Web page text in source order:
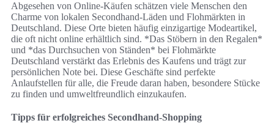
Abgesehen von Online-Käufen schätzen viele Menschen den
Charme von lokalen Secondhand-Läden und Flohmärkten in
Deutschland. Diese Orte bieten häufig einzigartige Modeartikel,
die oft nicht online erhältlich sind. *Das Stöbern in den Regalen*
und *das Durchsuchen von Ständen* bei Flohmärkte
Deutschland verstärkt das Erlebnis des Kaufens und trägt zur
persönlichen Note bei. Diese Geschäfte sind perfekte
Anlaufstellen für alle, die Freude daran haben, besondere Stücke
zu finden und umweltfreundlich einzukaufen.
Tipps für erfolgreiches Secondhand-Shopping